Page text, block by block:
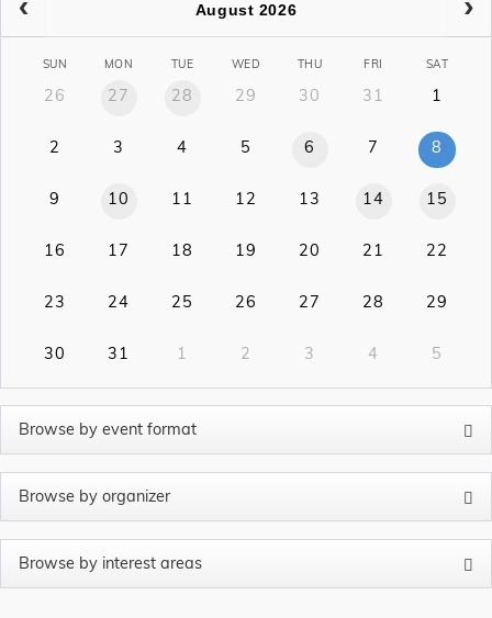
August 2026
SUN MON TUE WED THU FRI SAT
26 27 28 29 30 31 1
2 3 4 5 6 7 8
9 10 11 12 13 14 15
16 17 18 19 20 21 22
23 24 25 26 27 28 29
30 31 1 2 3 4 5